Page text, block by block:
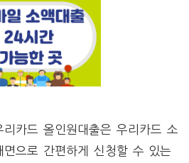
카드 올인원대출은 우리카드 소
면으로 간편하게 신청할 수 있는